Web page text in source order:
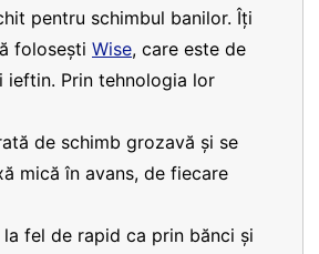
pentru schimbul banilor. Îți
folosești Wise, care este de
ieftin. Prin tehnologia lor
de schimb grozavă și se
mică în avans, de fiecare
fel de rapid ca prin bănci și